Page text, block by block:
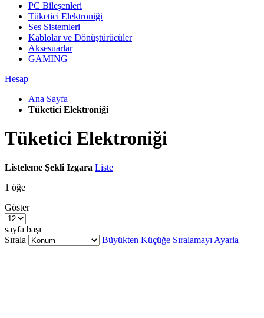
PC Bileşenleri
Tüketici Elektroniği
Ses Sistemleri
Kablolar ve Dönüştürücüler
Aksesuarlar
GAMING
Hesap
Ana Sayfa
Tüketici Elektroniği
Tüketici Elektroniği
Listeleme Şekli Izgara Liste
1 öğe
Göster
sayfa başı
Sırala
Büyükten Küçüğe Sıralamayı Ayarla